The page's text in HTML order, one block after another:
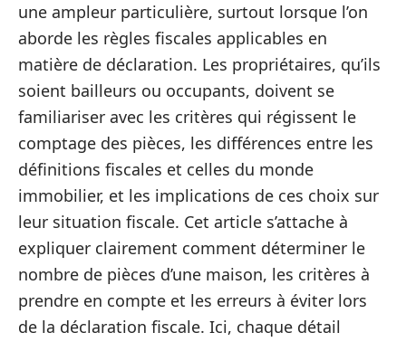
une ampleur particulière, surtout lorsque l’on
aborde les règles fiscales applicables en
matière de déclaration. Les propriétaires, qu’ils
soient bailleurs ou occupants, doivent se
familiariser avec les critères qui régissent le
comptage des pièces, les différences entre les
définitions fiscales et celles du monde
immobilier, et les implications de ces choix sur
leur situation fiscale. Cet article s’attache à
expliquer clairement comment déterminer le
nombre de pièces d’une maison, les critères à
prendre en compte et les erreurs à éviter lors
de la déclaration fiscale. Ici, chaque détail